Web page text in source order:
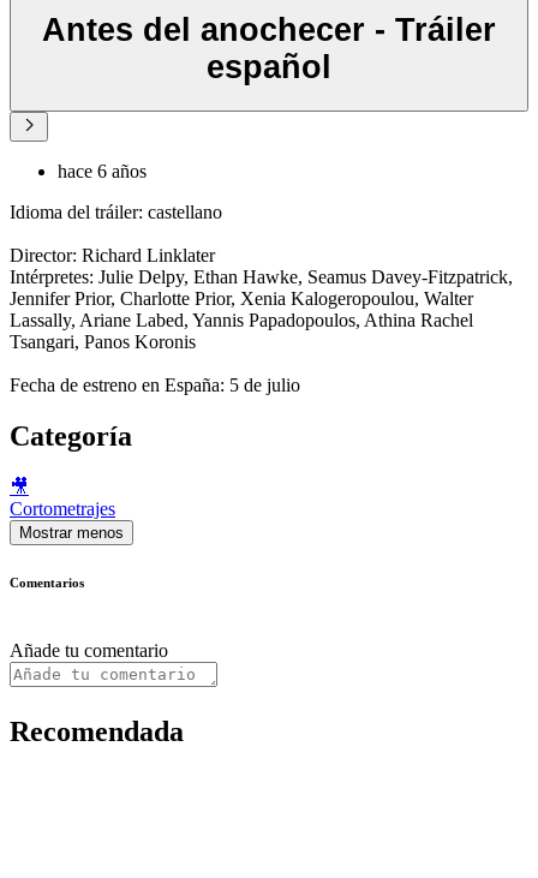
Antes del anochecer - Tráiler
español
hace 6 años
Idioma del tráiler: castellano
Director: Richard Linklater
Intérpretes: Julie Delpy, Ethan Hawke, Seamus Davey-Fitzpatrick,
Jennifer Prior, Charlotte Prior, Xenia Kalogeropoulou, Walter
Lassally, Ariane Labed, Yannis Papadopoulos, Athina Rachel
Tsangari, Panos Koronis
Fecha de estreno en España: 5 de julio
Categoría
🎥
Cortometrajes
Mostrar menos
Comentarios
Añade tu comentario
Recomendada